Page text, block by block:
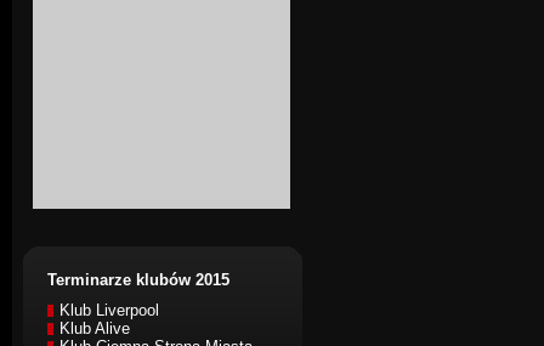
Terminarze klubów 2015
Klub Liverpool
Klub Alive